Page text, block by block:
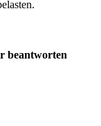
beantworten